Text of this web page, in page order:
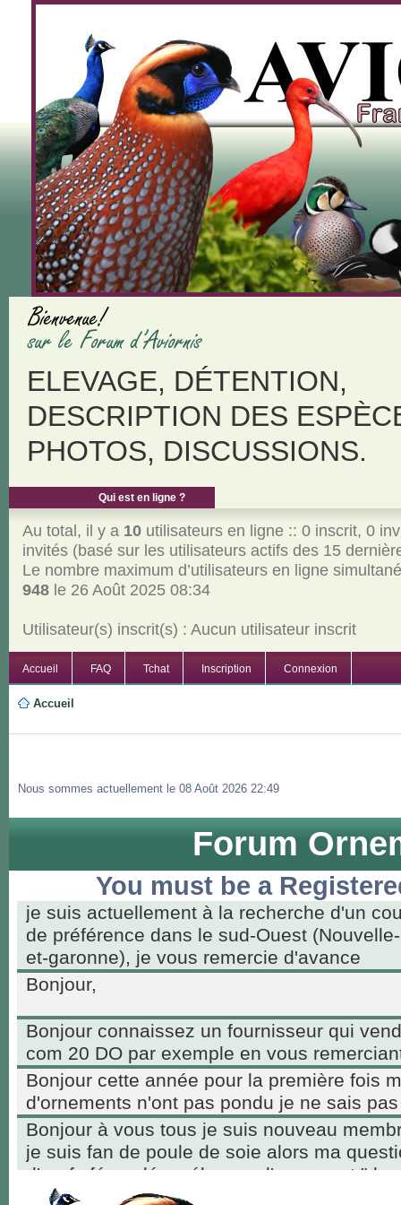
ELEVAGE, DÉTENTION,
DESCRIPTION DES
PHOTOS, DISCUSSIONS.
Qui est en ligne ?
Au total, il y a 10utilisateurs en ligne :: 0 inscrit, 0
invités (basé sur les utilisateurs actifs des 15
Le nombre maximum d’utilisateurs en ligne
948le 26 Août 2025 08:34
Utilisateur(s) inscrit(s) : Aucun utilisateur inscrit
Accueil FAQ Tchat Inscription Connexion
Accueil
Nous sommes actuellement le 08 Août 2026 22:49
Forum
You must be a
je suis actuellement à la recherche d'un
de préférence dans le sud-Ouest
et-garonne), je vous remercie d'avance
Bonjour,
Bonjour connaissez un fournisseur qui
com 20 DO par exemple en vous
Bonjour cette année pour la première fois
d'ornements n'ont pas pondu je ne sais
Bonjour à vous tous je suis nouveau
je suis fan de poule de soie alors ma
d'œufs fécondés mélanger d'ornement
intéressés par les poussins qui vont avoir